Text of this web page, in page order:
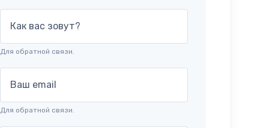
Как вас зовут?
Для обратной связи.
Ваш email
Для обратной связи.